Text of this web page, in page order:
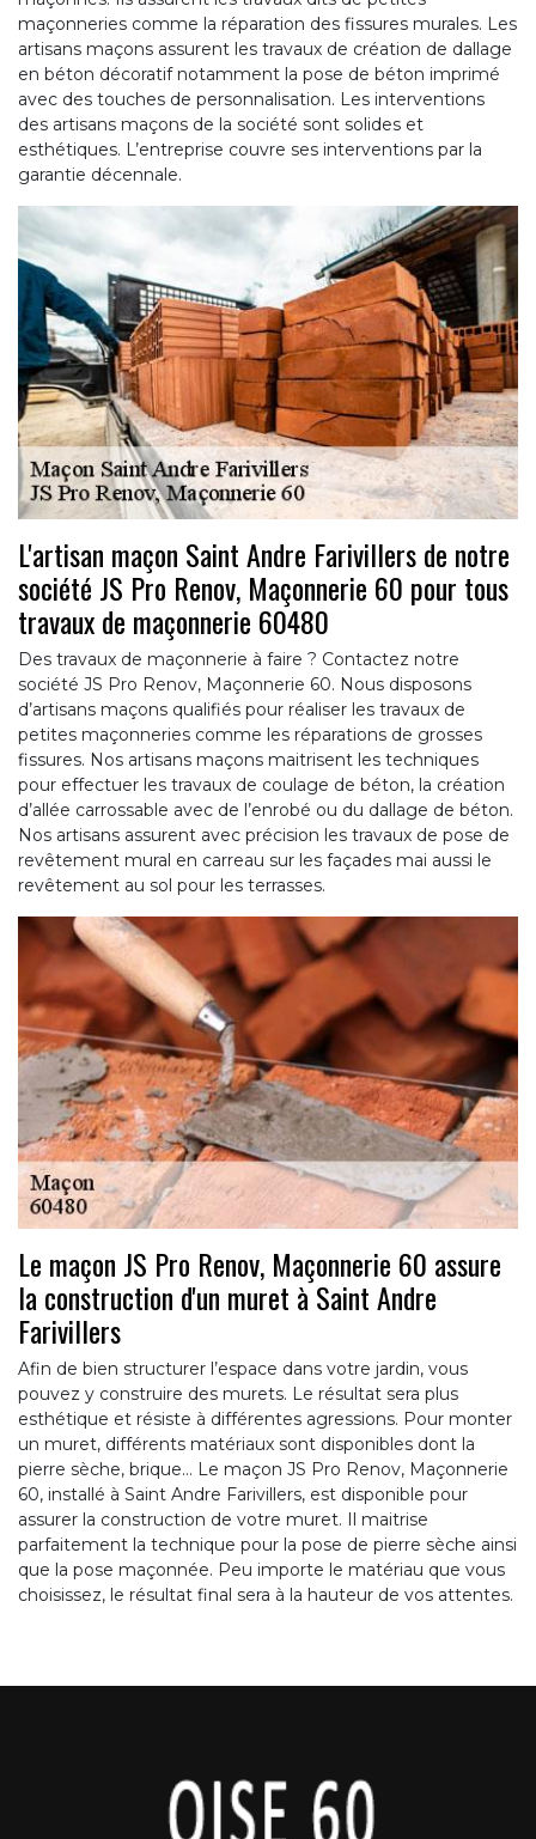
maçonneries comme la réparation des fissures murales. Les
artisans maçons assurent les travaux de création de dallage
en béton décoratif notamment la pose de béton imprimé
avec des touches de personnalisation. Les interventions
des artisans maçons de la société sont solides et
esthétiques. L’entreprise couvre ses interventions par la
garantie décennale.
L'artisan maçon Saint Andre Farivillers de notre
société JS Pro Renov, Maçonnerie 60 pour tous
travaux de maçonnerie 60480
Des travaux de maçonnerie à faire ? Contactez notre
société JS Pro Renov, Maçonnerie 60. Nous disposons
d’artisans maçons qualifiés pour réaliser les travaux de
petites maçonneries comme les réparations de grosses
fissures. Nos artisans maçons maitrisent les techniques
pour effectuer les travaux de coulage de béton, la création
d’allée carrossable avec de l’enrobé ou du dallage de béton.
Nos artisans assurent avec précision les travaux de pose de
revêtement mural en carreau sur les façades mai aussi le
revêtement au sol pour les terrasses.
Le maçon JS Pro Renov, Maçonnerie 60 assure
la construction d'un muret à Saint Andre
Farivillers
Afin de bien structurer l’espace dans votre jardin, vous
pouvez y construire des murets. Le résultat sera plus
esthétique et résiste à différentes agressions. Pour monter
un muret, différents matériaux sont disponibles dont la
pierre sèche, brique… Le maçon JS Pro Renov, Maçonnerie
60, installé à Saint Andre Farivillers, est disponible pour
assurer la construction de votre muret. Il maitrise
parfaitement la technique pour la pose de pierre sèche ainsi
que la pose maçonnée. Peu importe le matériau que vous
choisissez, le résultat final sera à la hauteur de vos attentes.